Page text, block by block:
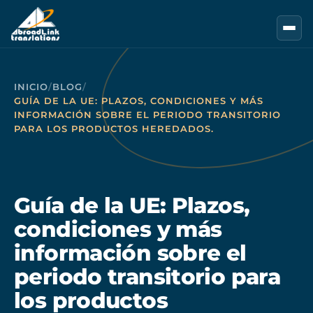
Saltar al contenido principal
INICIO/BLOG/
GUÍA DE LA UE: PLAZOS, CONDICIONES Y MÁS
INFORMACIÓN SOBRE EL PERIODO TRANSITORIO
PARA LOS PRODUCTOS HEREDADOS.
Guía de la UE: Plazos,
condiciones y más
información sobre el
periodo transitorio para
los productos